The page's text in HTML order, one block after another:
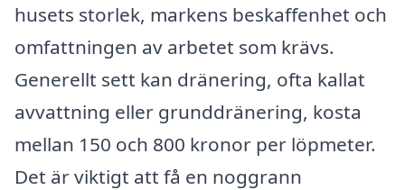
husets storlek, markens beskaffenhet och
omfattningen av arbetet som krävs.
Generellt sett kan dränering, ofta kallat
avvattning eller grunddränering, kosta
mellan 150 och 800 kronor per löpmeter.
Det är viktigt att få en noggrann